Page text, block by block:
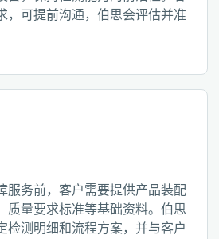
，可提前沟通，伯思会评估并准
服务前，客户需要提供产品装配
质量要求标准等基础资料。伯思
检测明细和流程方案，并与客户